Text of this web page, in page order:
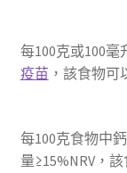
每100克或100毫
疫苗 ，該食物可
每100克食物中
量≥15%NRV，